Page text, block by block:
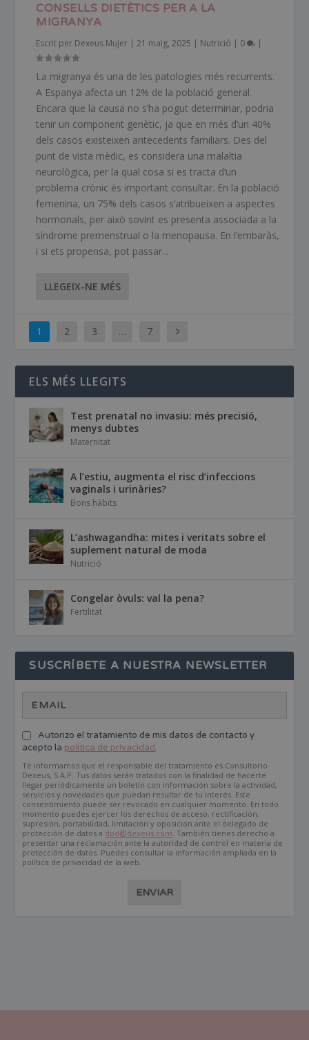
CONSELLS DIETÈTICS PER A LA
MIGRANYA
Escrit per Dexeus Mujer |21 maig, 2025 | Nutrició | 0 |
La migranya és una de les patologies més recurrents.
A Espanya afecta un 12% de la població general.
Encara que la causa no s’ha pogut determinar, podria
tenir un component genètic, ja que en més d’un 40%
dels casos existeixen antecedents familiars. Des del
punt de vista mèdic, es considera una malaltia
neurològica, per la qual cosa si es tracta d’un
problema crònic és important consultar. En la població
femenina, un 75% dels casos s’atribueixen a aspectes
hormonals, per això sovint es presenta associada a la
síndrome premenstrual o la menopausa. En l’embaràs,
i si ets propensa, pot passar...
LLEGEIX-NE MÉS
1 2 3 … 7
ELS MÉS LLEGITS
Test prenatal no invasiu: més precisió,
menys dubtes
Maternitat
A l’estiu, augmenta el risc d’infeccions
vaginals i urinàries?
Bons hàbits
L’ashwagandha: mites i veritats sobre el
suplement natural de moda
Nutrició
Congelar òvuls: val la pena?
Fertilitat
SUSCRÍBETE A NUESTRA NEWSLETTER
Autorizo el tratamiento de mis datos de contacto y
acepto la política de privacidad.
Te informamos que el responsable del tratamiento es Consultorio
Dexeus, S.A.P. Tus datos serán tratados con la finalidad de hacerte
llegar periódicamente un boletín con información sobre la actividad,
servicios y novedades que puedan resultar de tu interés. Este
consentimiento puede ser revocado en cualquier momento. En todo
momento puedes ejercer los derechos de acceso, rectificación,
supresión, portabilidad, limitación y oposición ante el delegado de
protección de datos a dpd@dexeus.com . También tienes derecho a
presentar una reclamación ante la autoridad de control en materia de
protección de datos. Puedes consultar la información ampliada en la
política de privacidad de la web.
ENVIAR